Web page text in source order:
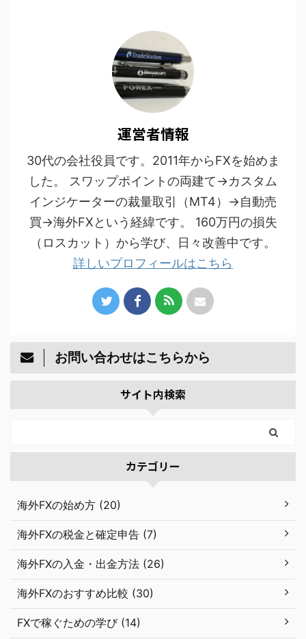
運営者情報
30代の会社役員です。2011年からFXを始めま
した。 スワップポイントの両建て→カスタム
インジケーターの裁量取引（MT4）→自動売
買→海外FXという経緯です。 160万円の損失
（ロスカット）から学び、日々改善中です。
詳しいプロフィールはこちら
お問い合わせはこちらから
サイト内検索
カテゴリー
海外FXの始め方 (20)
海外FXの税金と確定申告 (7)
海外FXの入金・出金方法 (26)
海外FXのおすすめ比較 (30)
FXで稼ぐための学び (14)